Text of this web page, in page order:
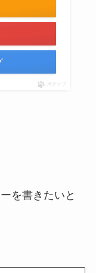
ポチップ
を書きたいと